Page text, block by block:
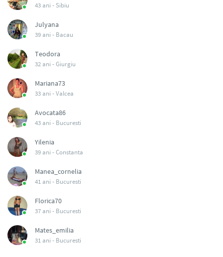
43 ani - Sibiu
Julyana
39 ani - Bacau
Teodora
32 ani -Giurgiu
Mariana73
33 ani -Valcea
Avocata86
43 ani - Bucuresti
Yilenia
39 ani -Constanta
Manea_cornelia
41 ani - Bucuresti
Florica70
37 ani - Bucuresti
Mates_emilia
31 ani - Bucuresti